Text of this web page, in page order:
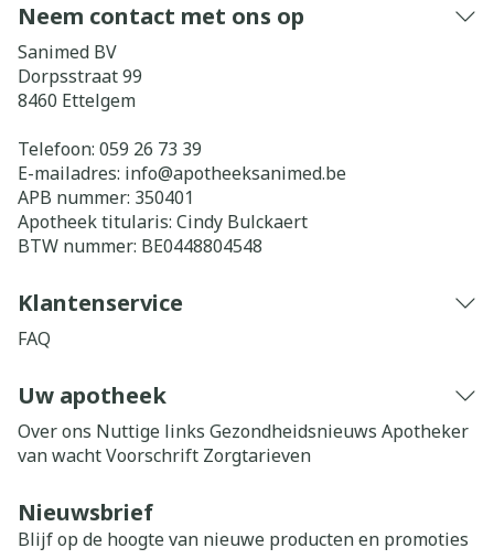
Neem contact met ons op
Sanimed BV
Dorpsstraat 99
8460 Ettelgem
Telefoon: 059 26 73 39
E-mailadres: info@apotheeksanimed.be
APB nummer: 350401
Apotheek titularis: Cindy Bulckaert
BTW nummer: BE0448804548
Klantenservice
FAQ
Uw apotheek
Over ons Nuttige links Gezondheidsnieuws Apotheker
van wachtVoorschrift Zorgtarieven
Nieuwsbrief
Blijf op de hoogte van nieuwe producten en promoties